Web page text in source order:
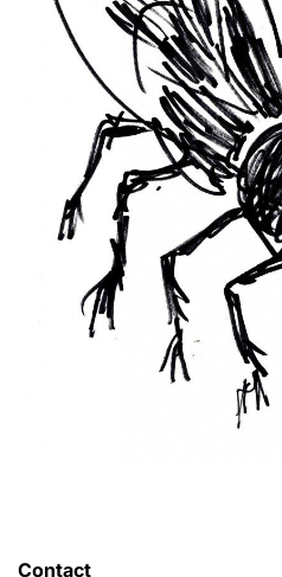
Contact